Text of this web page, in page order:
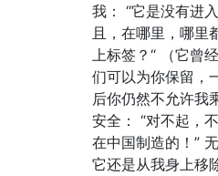
我： “它是没有进
且，在哪里，哪里
上标签？“ （它曾
们可以为你保留，
后你仍然不允许我
安全： “对不起，
在中国制造的！”
它还是从我身上移